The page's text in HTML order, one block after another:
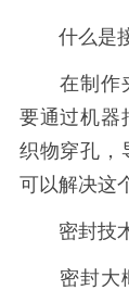
什么是
在制作夹
要通过机器
织物穿孔，
可以解决这
密封技术
密封大概